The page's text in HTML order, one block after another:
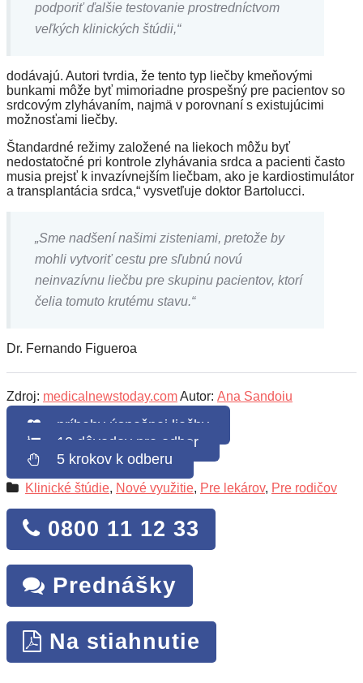
podporiť ďalšie testovanie prostredníctvom
veľkých klinických štúdii,“
dodávajú. Autori tvrdia, že tento typ liečby kmeňovými
bunkami môže byť mimoriadne prospešný pre pacientov so
srdcovým zlyhávaním, najmä v porovnaní s existujúcimi
možnosťami liečby.
Štandardné režimy založené na liekoch môžu byť
nedostatočné pri kontrole zlyhávania srdca a pacienti často
musia prejsť k invazívnejším liečbam, ako je kardiostimulátor
a transplantácia srdca,“ vysvetľuje doktor Bartolucci.
„Sme nadšení našimi zisteniami, pretože by
mohli vytvoriť cestu pre sľubnú novú
neinvazívnu liečbu pre skupinu pacientov, ktorí
čelia tomuto krutému stavu.“
Dr. Fernando Figueroa
Zdroj: medicalnewstoday.comAutor: Ana Sandoiu
príbehy úspešnej liečby
10 dôvodov pre odber
5 krokov k odberu
Klinické štúdie, Nové využitie, Pre lekárov, Pre rodičov
0800 11 12 33
Prednášky
Na stiahnutie